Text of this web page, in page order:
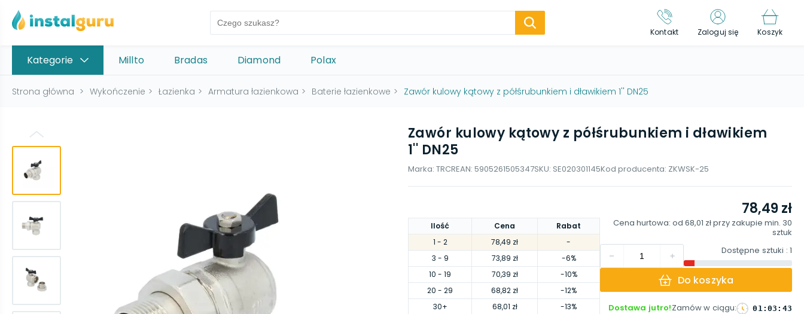
Kontakt Zaloguj się Koszyk
Kategorie Millto Bradas Diamond Polax
Strona główna > Wykończenie > Łazienka > Armatura łazienkowa > Baterie łazienkowe > Zawór kulowy kątowy z półśrubunkiem i dławikiem 1'' DN25
Zawór kulowy kątowy z półśrubunkiem i dławikiem
1'' DN25
Marka: TRCREAN: 5905261505347SKU: SE020301145Kod producenta: ZKWSK-25
Ilość Cena
Rabat
1 - 2 78,49 zł
-
3 - 9 73,89 zł
-6%
10 - 19 70,39 zł
-10%
20 - 29 68,82 zł
-12%
30+ 68,01 zł -13%
78,49 zł
Cena hurtowa: od 68,01 złprzy zakupie min. 30
sztuk
Dostępne sztuki : 1
Do koszyka
Dostawa jutro!Zamów w ciągu: 01: 03 : 42